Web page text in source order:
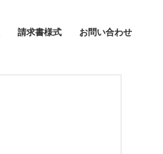
請求書様式 お問い合わせ